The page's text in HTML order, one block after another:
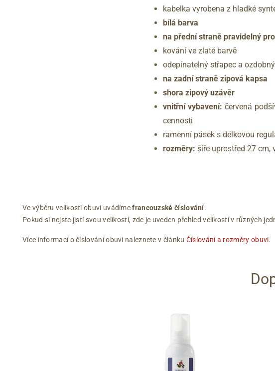
kabelka vyrobena z hladké
bílá barva
na přední straně pravidelný
kování ve zlaté barvě
odepínatelný střapec a
na zadní straně zipová kapsa
shora zipový uzávěr
vnitřní vybavení: červená
cennosti
ramenní pásek s délkovou
rozměry: šíře uprostřed 27 cm,
Ve výběru velikosti obuvi uvádímefrancouzské číslování.
Pokud si nejste jistí svou velikostí, zde je uveden přehled velikostí v různých
Více informací o číslování obuvi naleznete v článku Číslování a rozměry obuvi.